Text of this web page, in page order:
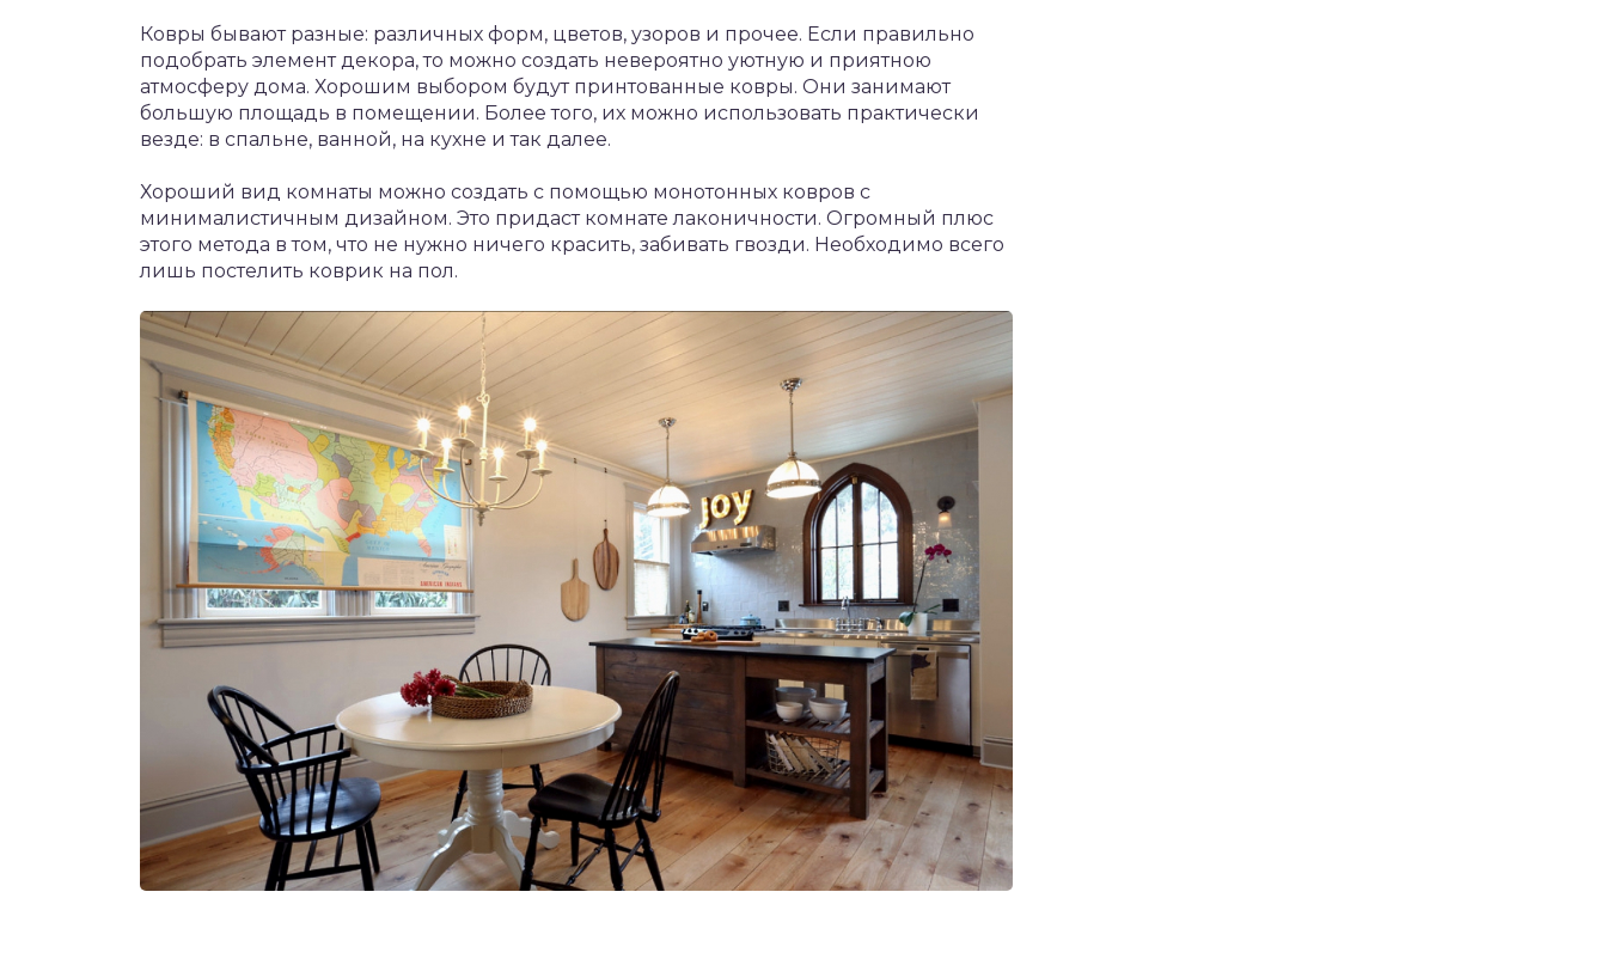
Ковры бывают разные: различных форм, цветов, узоров и прочее. Если правильно
подобрать элемент декора, то можно создать невероятно уютную и приятною
атмосферу дома. Хорошим выбором будут принтованные ковры. Они занимают
большую площадь в помещении. Более того, их можно использовать практически
везде: в спальне, ванной, на кухне и так далее.
Хороший вид комнаты можно создать с помощью монотонных ковров с
минималистичным дизайном. Это придаст комнате лаконичности. Огромный плюс
этого метода в том, что не нужно ничего красить, забивать гвозди. Необходимо всего
лишь постелить коврик на пол.